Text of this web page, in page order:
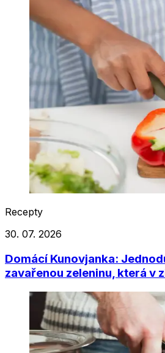
Recepty
30. 07. 2026
Domácí Kunovjanka:
zavařenou zeleninu, která v